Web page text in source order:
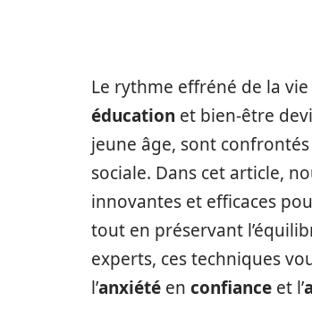
Le rythme effréné de la vie
éducation et bien-être
jeune âge, sont
sociale. Dans cet article,
innovantes et efficaces
tout en préservant
experts, ces techniques
l’anxiété en confiance et l’